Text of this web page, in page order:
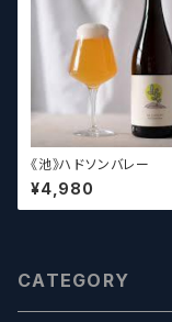
《池》ハドソンバレ
n Valley Blossom
¥4,980
CATEGORY